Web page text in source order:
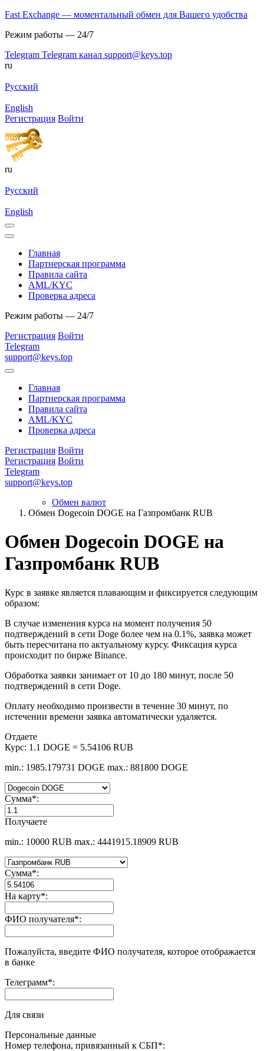
Fast Exchange — моментальный обмен для Вашего удобства
Режим работы — 24/7
Telegram Telegram канал support@keys.top
ru
Русский
English
Регистрация Войти
ru
Русский
English
Главная
Партнерская программа
Правила сайта
AML/KYC
Проверка адреса
Режим работы — 24/7
Регистрация Войти
Telegram
support@keys.top
Главная
Партнерская программа
Правила сайта
AML/KYC
Проверка адреса
Регистрация Войти
Регистрация Войти
Telegram
support@keys.top
Обмен валют
Обмен Dogecoin DOGE на Газпромбанк RUB
Обмен Dogecoin DOGE на
Газпромбанк RUB
Курс в заявке является плавающим и фиксируется следующим
образом:
В случае изменения курса на момент получения 50
подтверждений в сети Doge более чем на 0.1%, заявка может
быть пересчитана по актуальному курсу. Фиксация курса
происходит по бирже Binance.
Обработка заявки занимает от 10 до 180 минут, после 50
подтверждений в сети Doge.
Оплату необходимо произвести в течение 30 минут, по
истечении времени заявка автоматически удаляется.
Отдаете
Курс: 1.1 DOGE = 5.54106 RUB
min.: 1985.179731 DOGE max.: 881800 DOGE
Сумма*:
Получаете
min.: 10000 RUB max.: 4441915.18909 RUB
Сумма*:
На карту*:
ФИО получателя*:
Пожалуйста, введите ФИО получателя, которое отображается
в банке
Телеграмм*:
Для связи
Персональные данные
Номер телефона, привязанный к СБП*: